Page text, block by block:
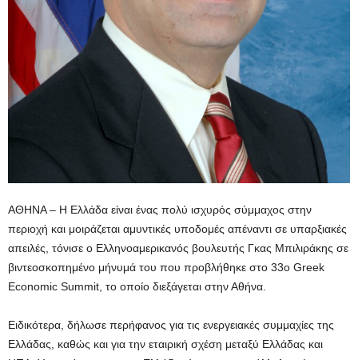
ΑΘΗΝΑ – Η Ελλάδα είναι ένας πολύ ισχυρός σύμμαχος στην
περιοχή και μοιράζεται αμυντικές υποδομές απέναντι σε υπαρξιακές
απειλές, τόνισε ο Ελληνοαμερικανός βουλευτής Γκας Μπιλιράκης σε
βιντεοσκοπημένο μήνυμά του που προβλήθηκε στο 33ο Greek
Economic Summit, το οποίο διεξάγεται στην Αθήνα.
Ειδικότερα, δήλωσε περήφανος για τις ενεργειακές συμμαχίες της
Ελλάδας, καθώς και για την εταιρική σχέση μεταξύ Ελλάδας και